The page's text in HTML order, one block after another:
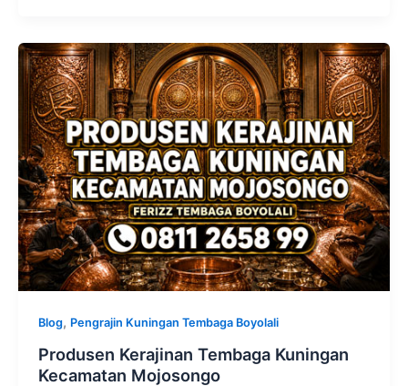
Blog, Pengrajin Kuningan Tembaga Boyolali
Produsen Kerajinan Tembaga Kuningan
Kecamatan Mojosongo